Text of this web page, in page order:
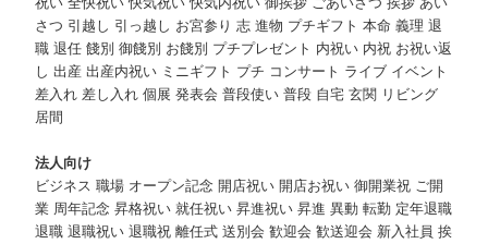
さつ 引越し 引っ越し お宮参り 志 進物 プチギフト 本命 義理 退
職 退任 餞別 御餞別 お餞別 プチプレゼント 内祝い 内祝 お祝い返
し 出産 出産内祝い ミニギフト プチ コンサート ライブ イベント
差入れ 差し入れ 個展 発表会 普段使い 普段 自宅 玄関 リビング
居間
法人向け
ビジネス 職場 オープン記念 開店祝い 開店お祝い 御開業祝 ご開
業 周年記念 昇格祝い 就任祝い 昇進祝い 昇進 異動 転勤 定年退職
退職 退職祝い 退職祝 離任式 送別会 歓迎会 歓送迎会 新入社員 挨